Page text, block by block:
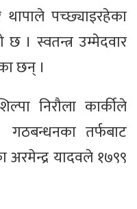
पच्छ्याइरहेका
। स्वतन्त्र उम्मेदवार
छन् ।
निरौला कार्कीले
तर्फबाट
यादवले १७९९